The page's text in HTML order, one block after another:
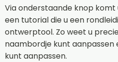
Via onderstaande knop komt
een tutorial die u een
ontwerptool. Zo weet u
naambordje kunt aanpassen
kunt aanpassen.